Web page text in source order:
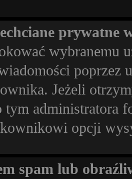
prywatne
wybranemu
poprzez
Jeżeli
administratora
opcji
spam lub